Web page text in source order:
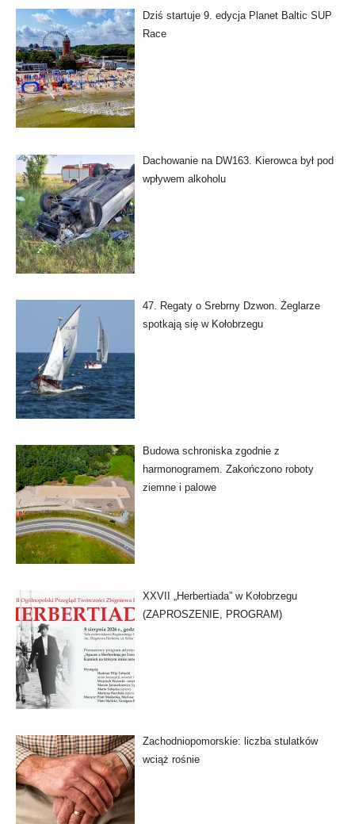
Dziś startuje 9. edycja Planet Baltic SUP
Race
Dachowanie na DW163. Kierowca był pod
wpływem alkoholu
47. Regaty o Srebrny Dzwon. Żeglarze
spotkają się w Kołobrzegu
Budowa schroniska zgodnie z
harmonogramem. Zakończono roboty
ziemne i palowe
XXVII „Herbertiada” w Kołobrzegu
(ZAPROSZENIE, PROGRAM)
Zachodniopomorskie: liczba stulatków
wciąż rośnie